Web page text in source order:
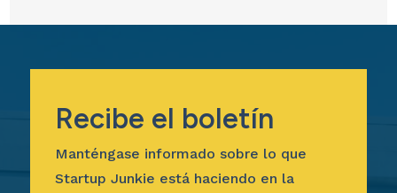
Recibe el boletín
Manténgase informado sobre lo que
Startup Junkie está haciendo en la